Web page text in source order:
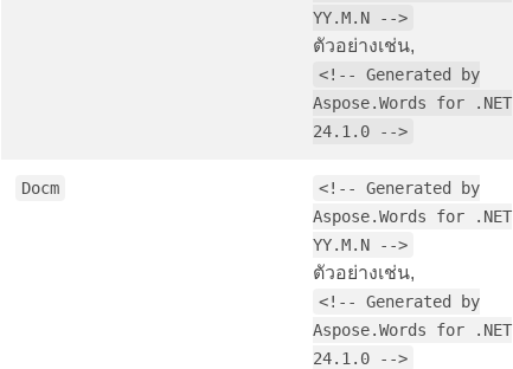
YY.M.N -->
ตัวอย่างเช่น,
<!-- Generated by
Aspose.Words for .NET
24.1.0 -->
Docm
<!-- Generated by
Aspose.Words for .NET
YY.M.N -->
ตัวอย่างเช่น,
<!-- Generated by
Aspose.Words for .NET
24.1.0 -->